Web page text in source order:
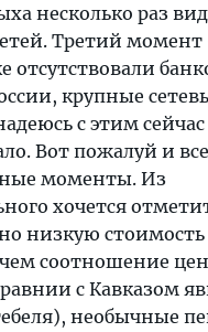
несколько раз
Третий момент
отсутствовали
крупные
с этим сейчас
Вот пожалуй и все
моменты. Из
хочется
низкую
соотношение
с Кавказом
необычные